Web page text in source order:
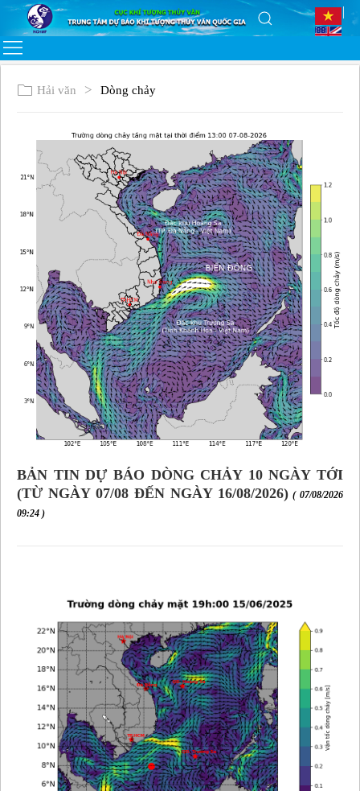
Hải văn Dòng chảy
BẢN TIN DỰ BÁO DÒNG CHẢY 10 NGÀY TỚI
(TỪ NGÀY 07/08 ĐẾN NGÀY 16/08/2026) ( 07/08/2026
09:24 )